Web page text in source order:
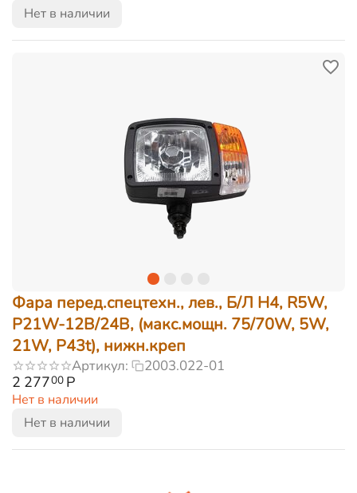
Нет в наличии
Фара перед.спецтехн., лев., Б/Л H4, R5W,
P21W-12В/24В, (макс.мощн. 75/70W, 5W,
21W, P43t), нижн.креп
Артикул: 2003.022-01
2 27700 Р
Нет в наличии
Нет в наличии